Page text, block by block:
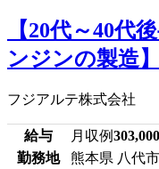
【20代～40代
ンジンの製造
フジアルテ株式会社
給与 月収例303,000
勤務地
熊本県 八代市